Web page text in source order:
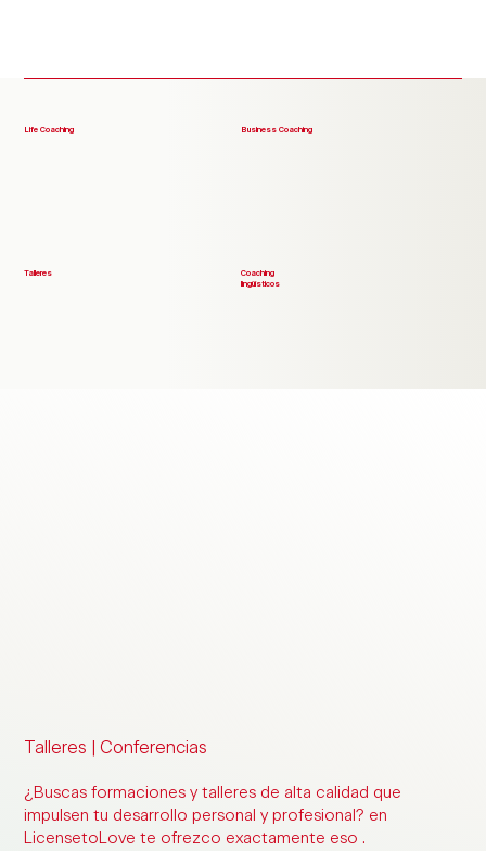
Life Coaching Business Coaching
Talleres
Coaching
lingüísticos
Talleres | Conferencias
¿Buscas formaciones y talleres de alta calidad que
impulsen tu desarrollo personal y profesional? en
LicensetoLove te ofrezco exactamente eso .